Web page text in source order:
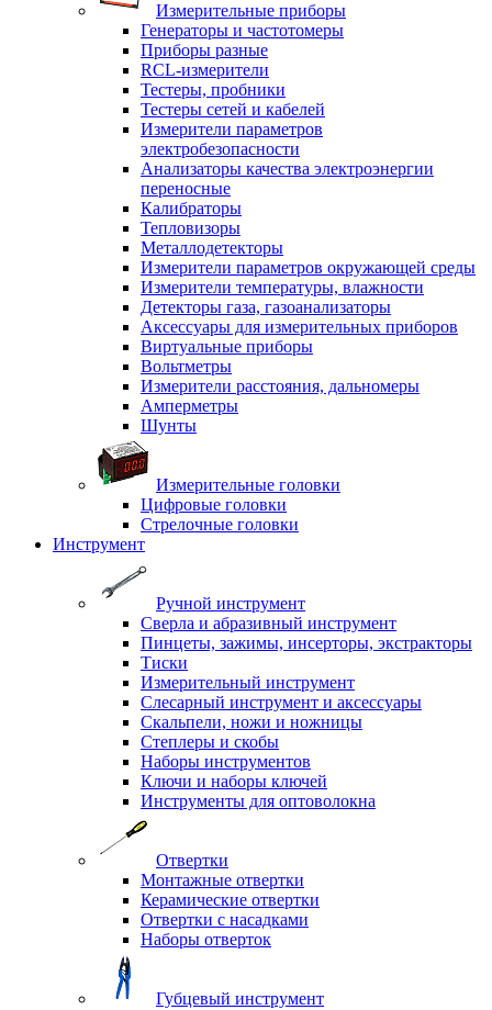
Измерительные приборы
Генераторы и частотомеры
Приборы разные
RCL-измерители
Тестеры, пробники
Тестеры сетей и кабелей
Измерители параметров
электробезопасности
Анализаторы качества электроэнергии
переносные
Калибраторы
Тепловизоры
Металлодетекторы
Измерители параметров окружающей среды
Измерители температуры, влажности
Детекторы газа, газоанализаторы
Аксессуары для измерительных приборов
Виртуальные приборы
Вольтметры
Измерители расстояния, дальномеры
Амперметры
Шунты
Измерительные головки
Цифровые головки
Стрелочные головки
Инструмент
Ручной инструмент
Сверла и абразивный инструмент
Пинцеты, зажимы, инсерторы, экстракторы
Тиски
Измерительный инструмент
Слесарный инструмент и аксессуары
Скальпели, ножи и ножницы
Степлеры и скобы
Наборы инструментов
Ключи и наборы ключей
Инструменты для оптоволокна
Отвертки
Монтажные отвертки
Керамические отвертки
Отвертки с насадками
Наборы отверток
Губцевый инструмент